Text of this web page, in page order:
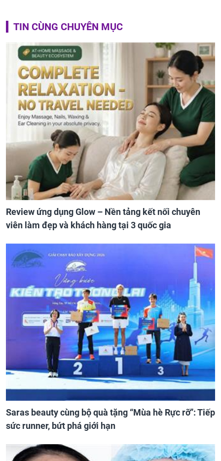
TIN CÙNG CHUYÊN MỤC
Review ứng dụng Glow – Nền tảng kết nối chuyên
viên làm đẹp và khách hàng tại 3 quốc gia
Saras beauty cùng bộ quà tặng “Mùa hè Rực rỡ”: Tiếp
sức runner, bứt phá giới hạn